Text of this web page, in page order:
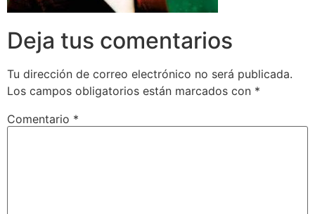
Deja tus comentarios
Tu dirección de correo electrónico no será publicada.
Los campos obligatorios están marcados con *
Comentario *